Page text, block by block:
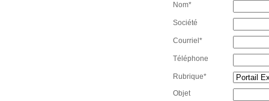
Nom*
Société
Courriel*
Téléphone
Rubrique*
Objet